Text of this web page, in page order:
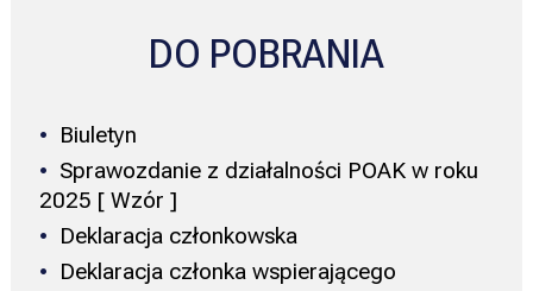
DO POBRANIA
Biuletyn
Sprawozdanie z działalności POAK w roku
2025 [ Wzór ]
Deklaracja członkowska
Deklaracja członka wspierającego